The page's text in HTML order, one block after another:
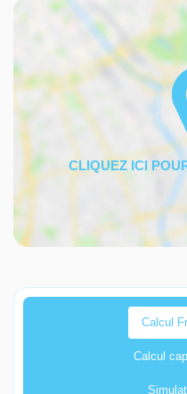
Calcul
Calcul